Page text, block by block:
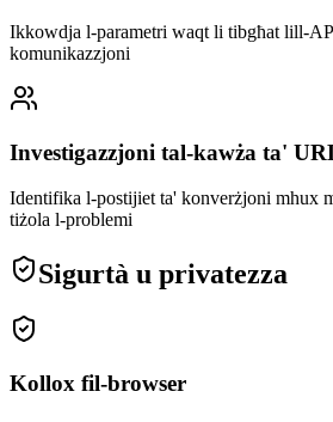
Ikkowdja l-parametri waqt li tibgħat lill-
komunikazzjoni
Investigazzjoni tal-kawża ta'
Identifika l-postijiet ta' konverżjoni mhux
tiżola l-problemi
Sigurtà u privatezza
Kollox fil-browser